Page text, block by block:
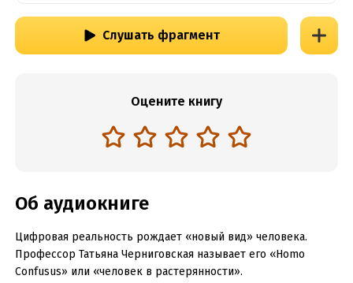
Слушать фрагмент
Оцените книгу
Об аудиокниге
Цифровая реальность рождает «новый вид» человека.
Профессор Татьяна Черниговская называет его «Homo
Confusus» или «человек в растерянности».